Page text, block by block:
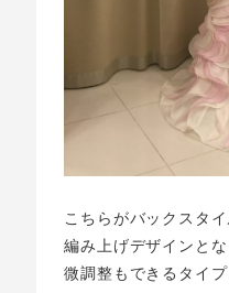
こちらがバックスタイ
編み上げデザインと
微調整もできるタイプ